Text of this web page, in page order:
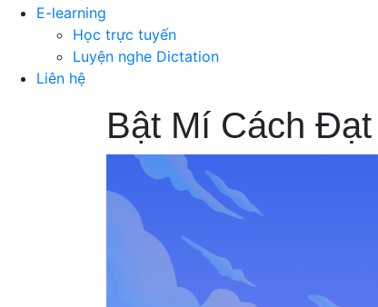
E-learning
Học trực tuyến
Luyện nghe Dictation
Liên hệ
Bật Mí Cách